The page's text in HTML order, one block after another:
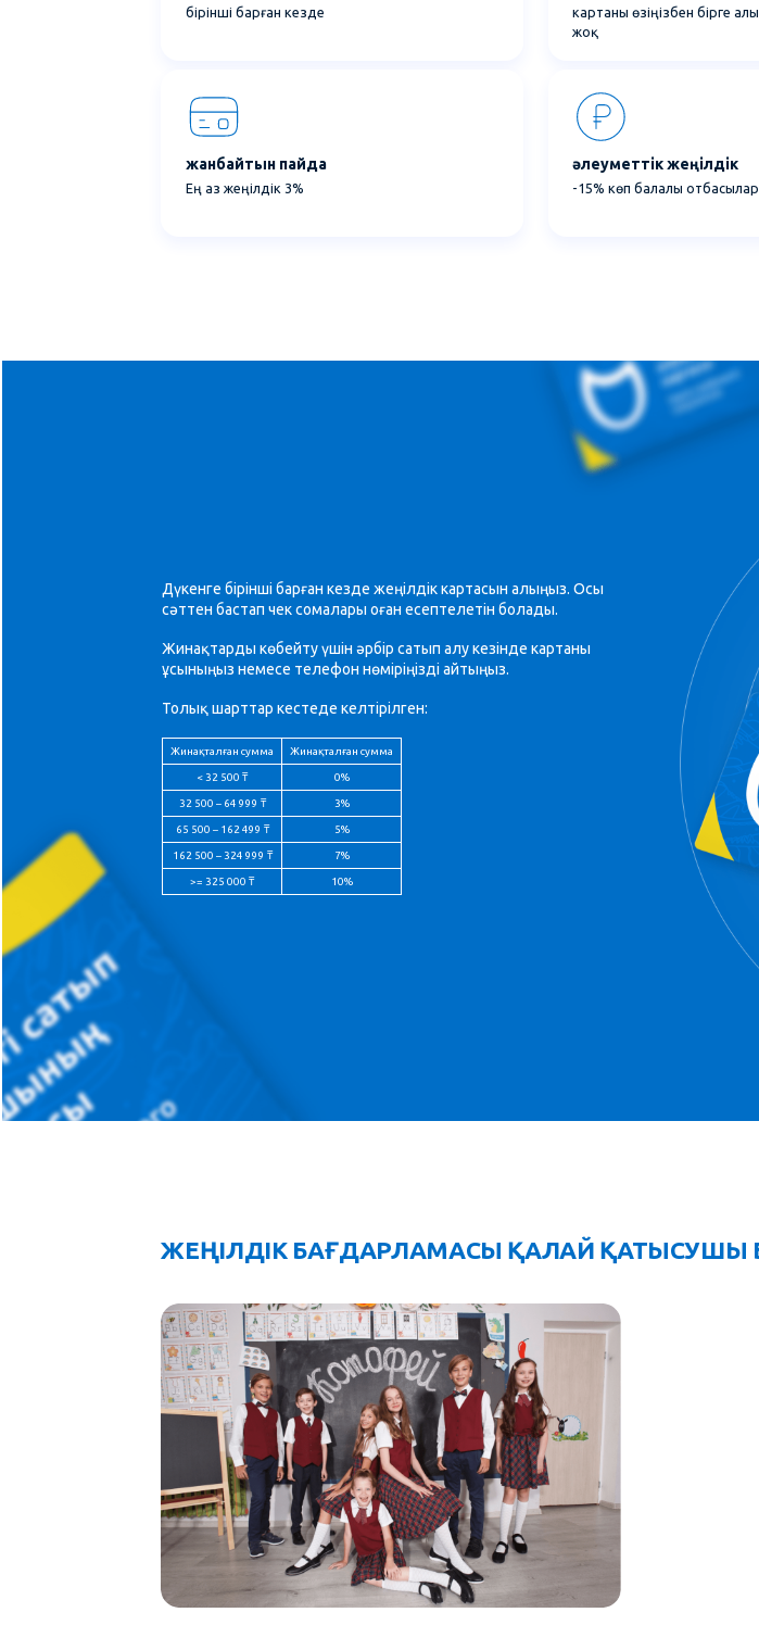
бірінші барған кезде
картаны өзіңізбен бірге
жоқ
жанбайтын пайда
Ең аз жеңілдік 3%
әлеуметтік жеңілдік
-15% көп балалы отбасылар
Дүкенге бірінші барған кезде жеңілдік картасын алыңыз. Осы
сәттен бастап чек сомалары оған есептелетін болады.
Жинақтарды көбейту үшін әрбір сатып алу кезінде картаны
ұсыныңыз немесе телефон нөміріңізді айтыңыз.
Толық шарттар кестеде келтірілген:
Жинақталған сумма Жинақталған сумма
< 32 500 ₸ 0%
32 500 – 64 999 ₸ 3%
65 500 – 162 499 ₸ 5%
162 500 – 324 999 ₸ 7%
>= 325 000 ₸ 10%
ЖЕҢІЛДІК БАҒДАРЛАМАСЫ ҚАЛАЙ ҚАТЫСУШЫ